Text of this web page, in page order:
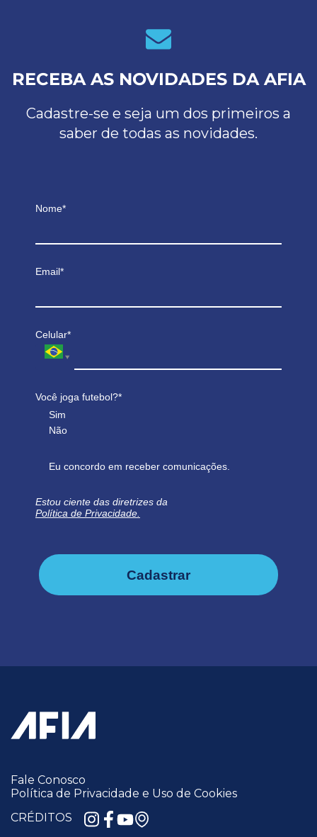
RECEBA AS NOVIDADES DA AFIA
Cadastre-se e seja um dos primeiros a
saber de todas as novidades.
Nome*
Email*
Celular*
Você joga futebol?*
Sim
Não
Eu concordo em receber comunicações.
Estou ciente das diretrizes da
Política de Privacidade.
Cadastrar
Fale Conosco
Política de Privacidade e Uso de Cookies
CRÉDITOS